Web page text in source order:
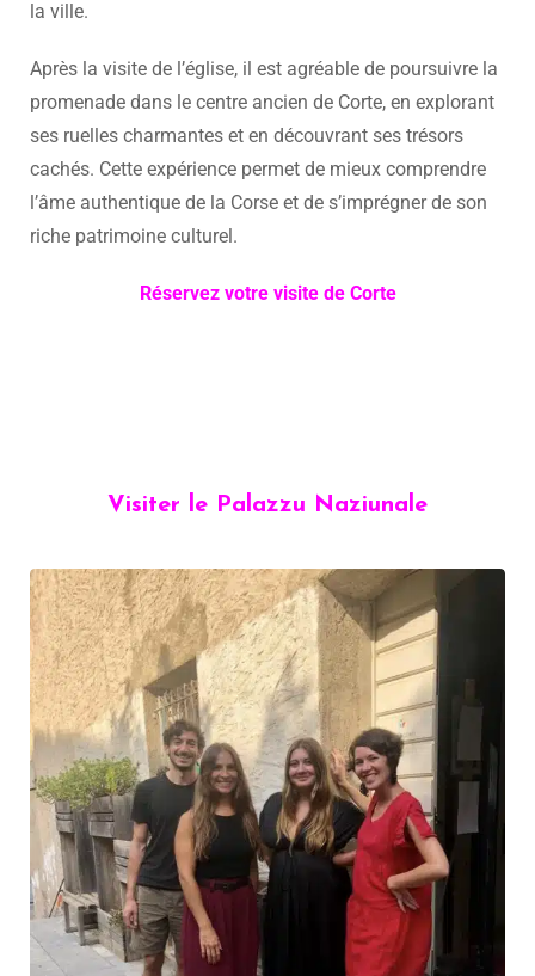
la ville.
Après la visite de l’église, il est agréable de poursuivre la
promenade dans le centre ancien de Corte, en explorant
ses ruelles charmantes et en découvrant ses trésors
cachés. Cette expérience permet de mieux comprendre
l’âme authentique de la Corse et de s’imprégner de son
riche patrimoine culturel.
Réservez votre visite de Corte
Visiter le Palazzu Naziunale